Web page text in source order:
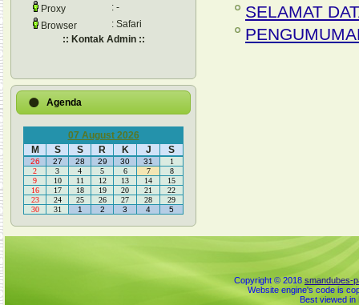
Proxy
: -
Browser
: Safari
:: Kontak Admin ::
Agenda
07 August 2026
M
S S R K J S
26 27 28 29 30 31
1
2
3 4 5 6 7
8
9
10 11 12 13 14
15
16
17 18 19 20 21
22
23
24 25 26 27 28
29
30
31 1 2 3 4 5
SELAMAT
Copyright © 2018 smandubes-
Website engine's code is
Best viewed in